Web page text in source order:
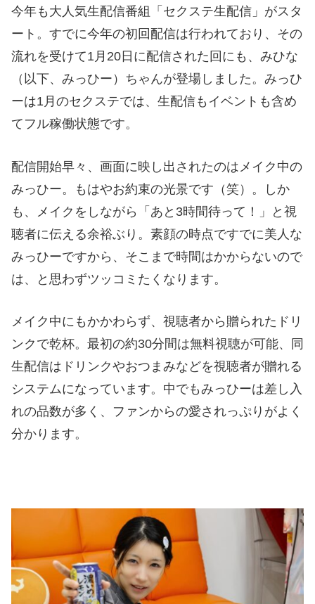
今年も大人気生配信番組「セクステ生配信」がスタ
ート。すでに今年の初回配信は行われており、その
流れを受けて1月20日に配信された回にも、みひな
（以下、みっひー）ちゃんが登場しました。みっひ
ーは1月のセクステでは、生配信もイベントも含め
てフル稼働状態です。
配信開始早々、画面に映し出されたのはメイク中の
みっひー。もはやお約束の光景です（笑）。しか
も、メイクをしながら「あと3時間待って！」と視
聴者に伝える余裕ぶり。素顔の時点ですでに美人な
みっひーですから、そこまで時間はかからないので
は、と思わずツッコミたくなります。
メイク中にもかかわらず、視聴者から贈られたドリ
ンクで乾杯。最初の約30分間は無料視聴が可能、同
生配信はドリンクやおつまみなどを視聴者が贈れる
システムになっています。中でもみっひーは差し入
れの品数が多く、ファンからの愛されっぷりがよく
分かります。